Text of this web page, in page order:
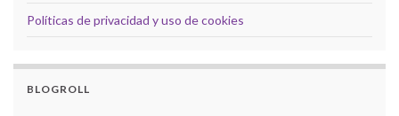
Políticas de privacidad y uso de cookies
BLOGROLL